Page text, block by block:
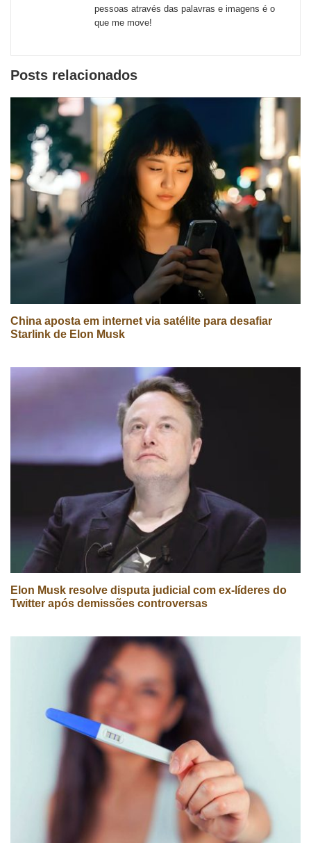
pessoas através das palavras e imagens é o
que me move!
Posts relacionados
China aposta em internet via satélite para desafiar
Starlink de Elon Musk
Elon Musk resolve disputa judicial com ex-líderes do
Twitter após demissões controversas